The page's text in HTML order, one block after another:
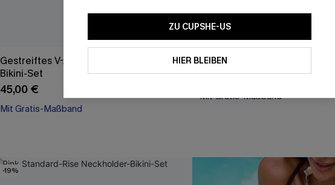
Gestreiftes V-Ausschnitt Low-Waist
Bikini-Set
45,00 €
Mit Gratis-Maßband
Gestreiftes V-Draht High-
44,00 €
Mit Gratis-Maßband
-19%
ZU CUPSHE-US
HIER BLEIBEN